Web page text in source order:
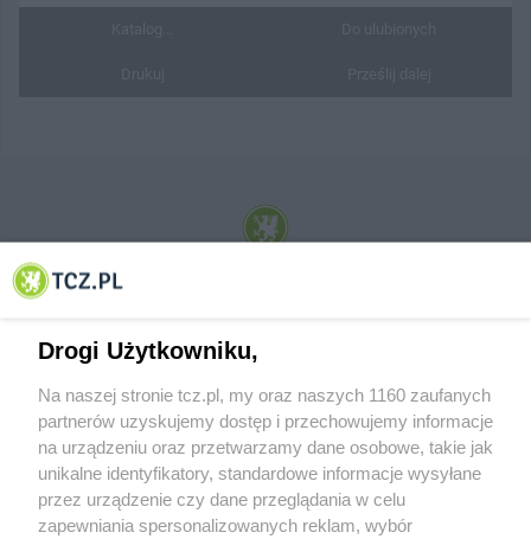
© 2001-2026 Tczew - TCZ.PL Sp. z o.o. Internetowy Serwis Informacyjny Miasta
O FIRMIE POLITYKA PRYWATNOŚCI HOSTING
Drogi Użytkowniku,
Na naszej stronie tcz.pl, my oraz naszych 1160 zaufanych
partnerów uzyskujemy dostęp i przechowujemy informacje
na urządzeniu oraz przetwarzamy dane osobowe, takie jak
unikalne identyfikatory, standardowe informacje wysyłane
przez urządzenie czy dane przeglądania w celu
zapewniania spersonalizowanych reklam, wybór